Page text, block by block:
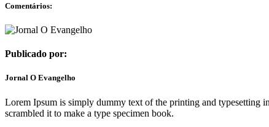
Comentários:
Publicado por:
Jornal O Evangelho
Lorem Ipsum is simply dummy text of the printing and typesetting
scrambled it to make a type specimen book.